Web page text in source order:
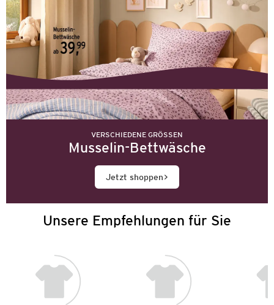
VERSCHIEDENE GRÖSSEN
Musselin-Bettwäsche
Jetzt shoppen
Unsere Empfehlungen für Sie